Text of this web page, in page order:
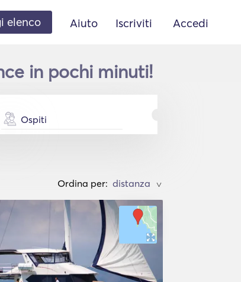
elenco Aiuto Iscriviti Accedi
in pochi minuti!
Ospiti
Ordina per: >